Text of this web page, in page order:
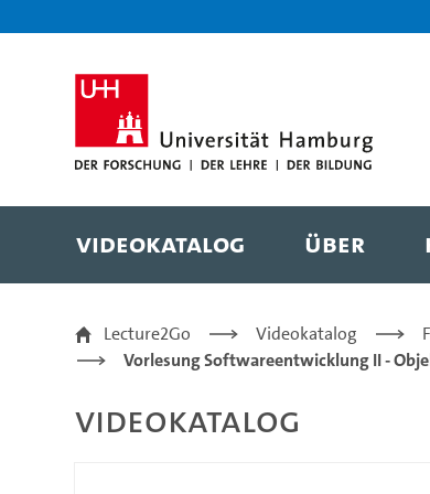
Videokatalog Über
SE2-2020 14.1
Lecture2Go Videokatalog
Vorlesung Softwareentwicklung II -
Videokatalog